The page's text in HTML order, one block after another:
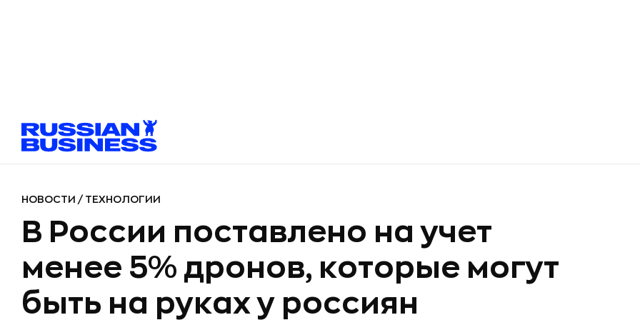
НОВОСТИ / ТЕХНОЛОГИИ
В России поставлено на учет
менее 5% дронов, которые могут
быть на руках у россиян